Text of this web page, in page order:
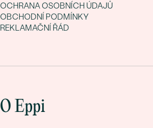
OCHRANA OSOBNÍCH ÚDAJŮ
OBCHODNÍ PODMÍNKY
REKLAMAČNÍ ŘÁD
O Eppi